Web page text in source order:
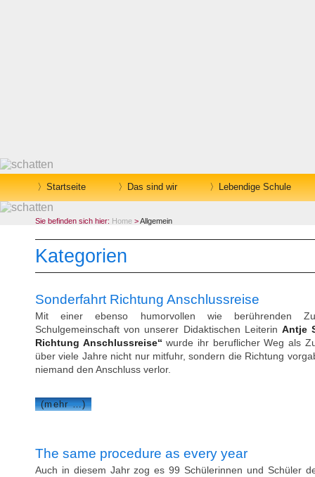
Startseite Das sind wir Lebendige Schule
Sie befinden sich hier: Home >Allgemein
Kategorien
Sonderfahrt Richtung Anschlussreise
Mit einer ebenso humorvollen wie berührenden
Schulgemeinschaft von unserer Didaktischen Leiterin Antje
Richtung Anschlussreise“ wurde ihr beruflicher Weg als
über viele Jahre nicht nur mitfuhr, sondern die Richtung
niemand den Anschluss verlor.
(mehr …)
The same procedure as every year
Auch in diesem Jahr zog es 99 Schülerinnen und Schüler